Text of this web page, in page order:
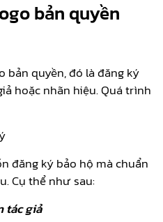
bản quyền
bản quyền, đó là đăng ký
hoặc nhãn hiệu. Quá trình
đăng ký bảo hộ mà chuẩn
Cụ thể như sau:
tác giả